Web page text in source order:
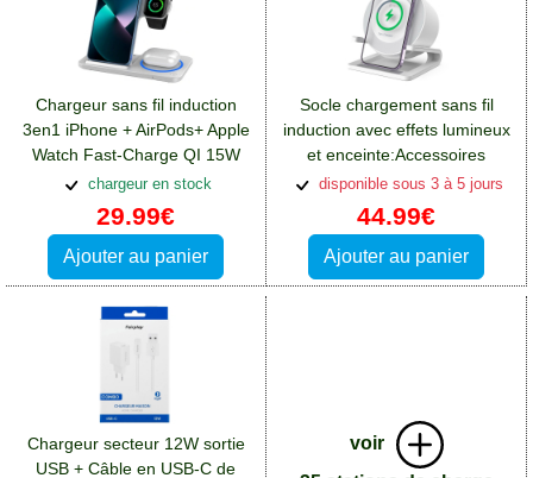
Chargeur sans fil induction
3en1 iPhone + AirPods+ Apple
Watch Fast-Charge QI 15W
blanc pliable
chargeur en stock
29.99€
Ajouter au panier
Socle chargement sans fil
induction avec effets lumineux
et enceinte:Accessoires
Xiaomi 14 Ultra
disponible sous 3 à 5 jours
44.99€
Ajouter au panier
Chargeur secteur 12W sortie
USB + Câble en USB-C de
voir